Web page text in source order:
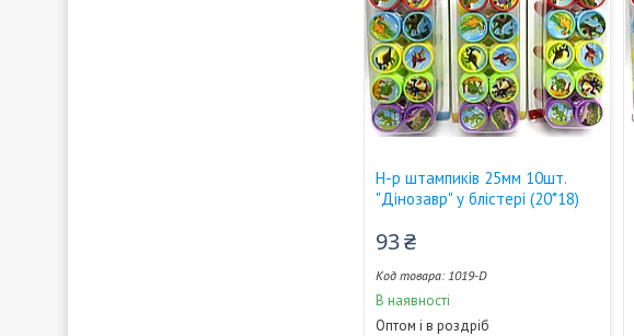
Н-р штампиків 25мм 10шт.
"Дiнозавр" у блістері (20*18)
93 ₴
1019-D
В наявності
Оптом і в роздріб